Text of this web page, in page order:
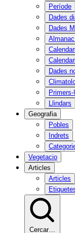
Període
Dades
Dades
Dades
Llindars
Geografia
Pobles
Indrets
Vegetacio
Articles
Articles
Cercar…